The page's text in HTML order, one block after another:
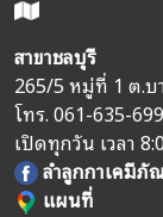
สาขาชลบุรี
265/5 หมู่ที่ 1 ต.บ
โทร.061-635-
เปิดทุกวัน เวลา
ลำลูกกาเคมีภั
แผนที่